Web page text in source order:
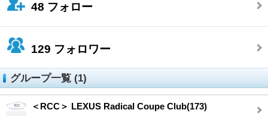
48 フォロー
129 フォロワー
グループ一覧 (1)
＜RCC＞ LEXUS Radical Coupe Club(173)